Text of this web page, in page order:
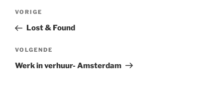
Vorig
bericht
VORIGE
Lost & Found
Volgend
bericht
VOLGENDE
Werk in verhuur- Amsterdam